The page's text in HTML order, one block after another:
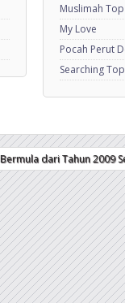
Muslimah
My Love
Pocah Perut
Searching
Bermula dari Tahun 2009